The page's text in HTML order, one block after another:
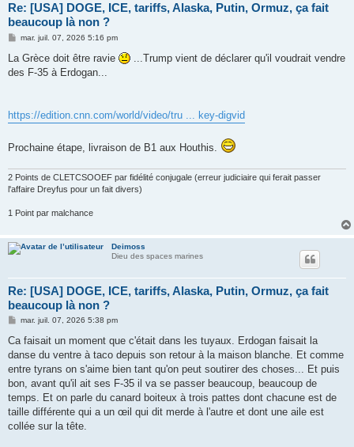
Re: [USA] DOGE, ICE, tariffs, Alaska, Putin, Ormuz, ça fait
beaucoup là non ?
M
s
a
mar. juil. 07, 2026 5:16 pm
La Grèce doit être ravie
...Trump vient de déclarer qu'il voudrait vendre
des F-35 à Erdogan...
https://edition.cnn.com/world/video/tru ... key-digvid
Prochaine étape, livraison de B1 aux Houthis.
2 Points de CLETCSOOEF par fidélité conjugale (erreur judiciaire qui ferait passer
l'affaire Dreyfus pour un fait divers)
1 Point par malchance
Deimoss
Dieu des spaces marines
Re: [USA] DOGE, ICE, tariffs, Alaska, Putin, Ormuz, ça fait
beaucoup là non ?
M
s
a
g
mar. juil. 07, 2026 5:38 pm
Ca faisait un moment que c'était dans les tuyaux. Erdogan faisait la
danse du ventre à taco depuis son retour à la maison blanche. Et comme
entre tyrans on s'aime bien tant qu'on peut soutirer des choses... Et puis
bon, avant qu'il ait ses F-35 il va se passer beaucoup, beaucoup de
temps. Et on parle du canard boiteux à trois pattes dont chacune est de
taille différente qui a un œil qui dit merde à l'autre et dont une aile est
collée sur la tête.